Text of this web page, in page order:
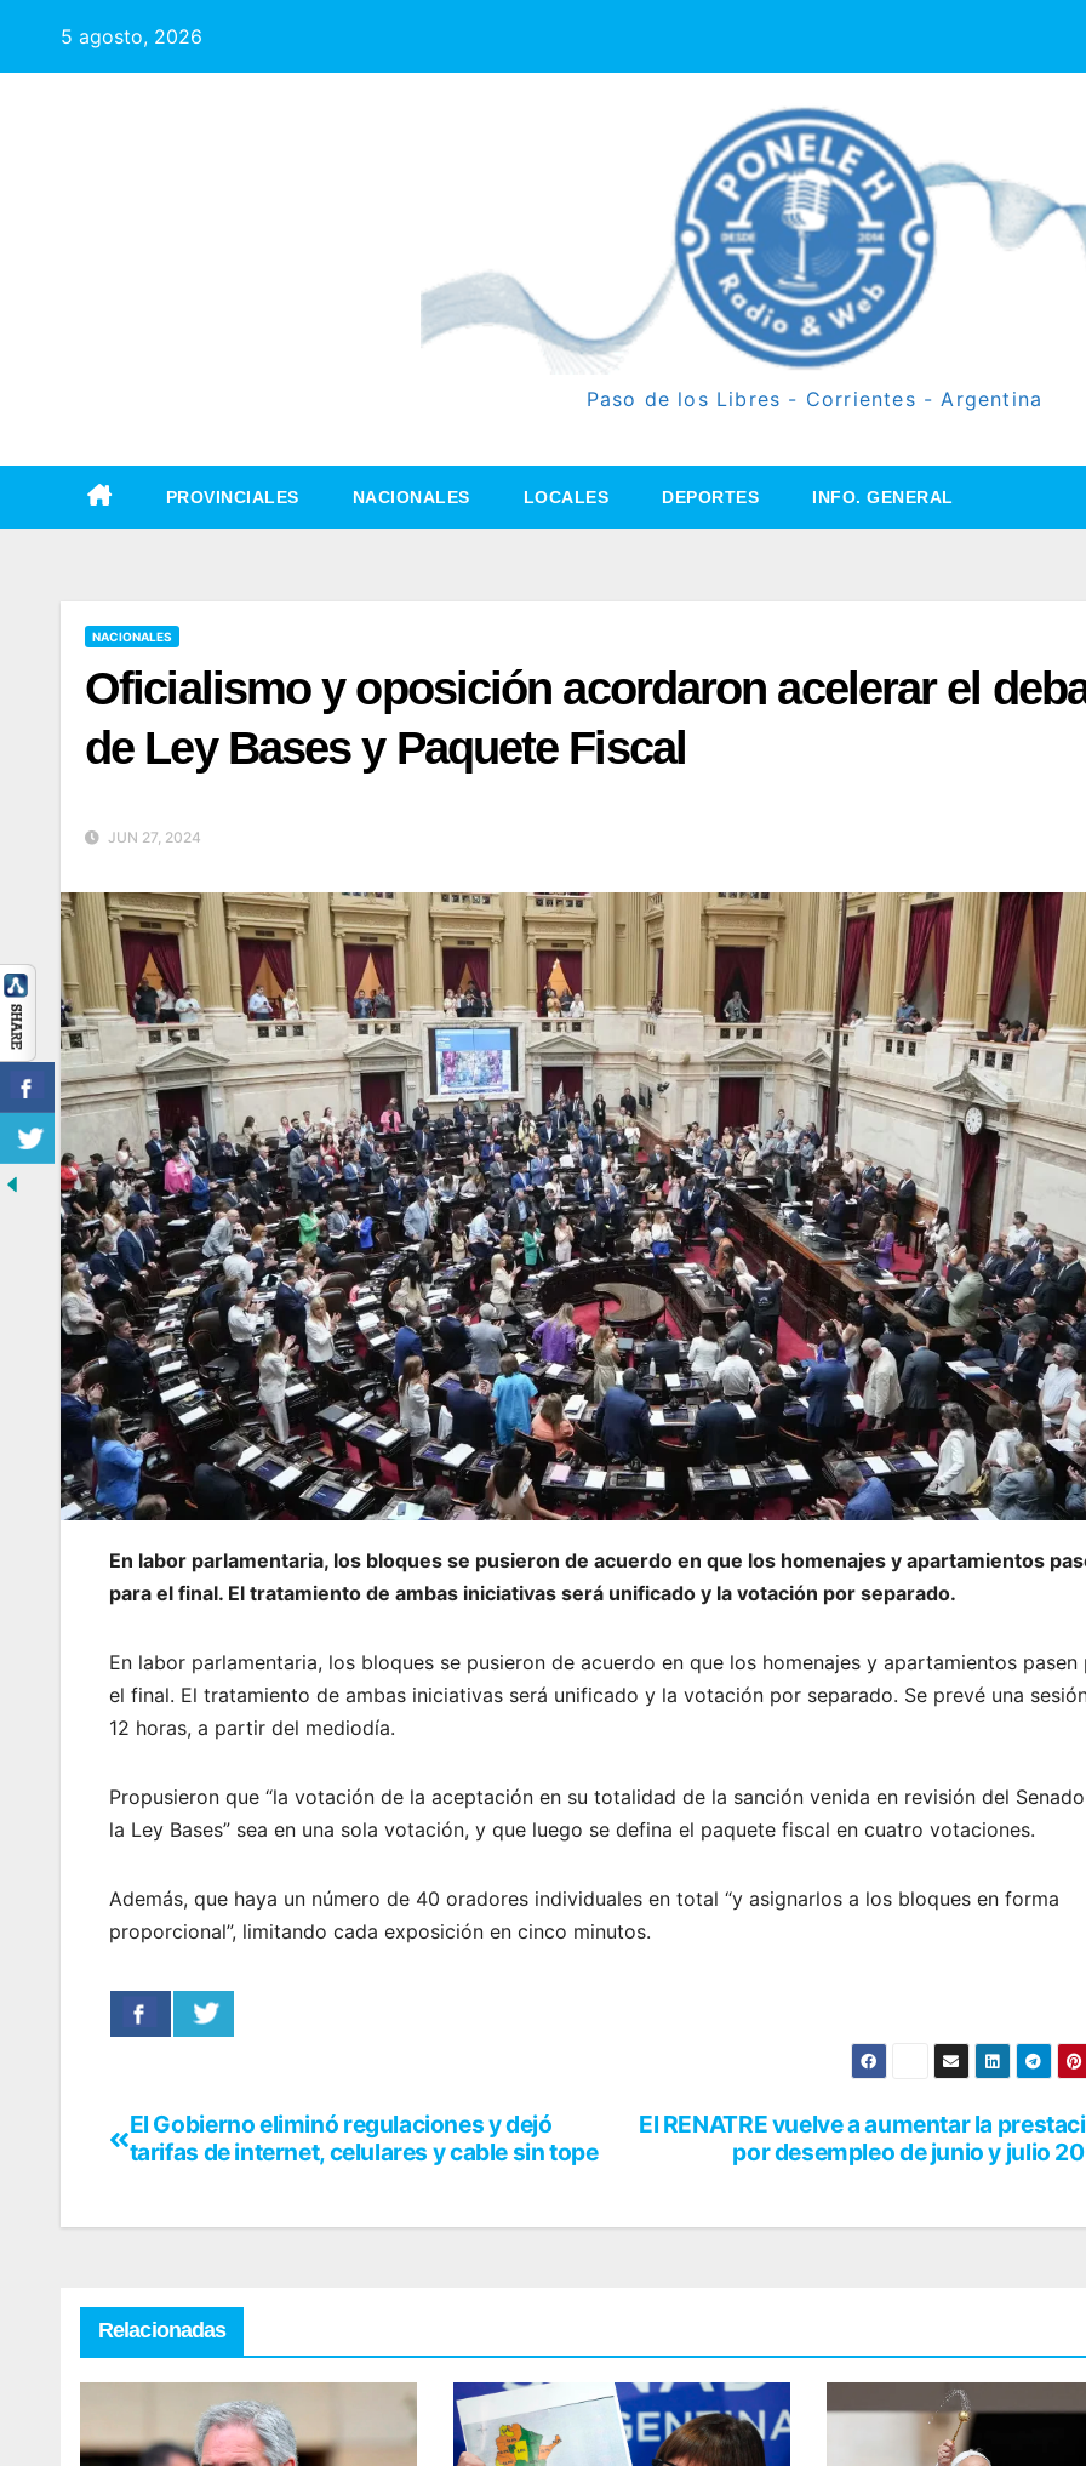
5 agosto, 2026
Paso de los Libres - Corrientes - Argentina
PROVINCIALES NACIONALES LOCALES DEPORTES INFO. GENERAL
NACIONALES
Oficialismo y oposición acordaron acelerar el
de Ley Bases y Paquete Fiscal
JUN 27, 2024
En labor parlamentaria, los bloques se pusieron de acuerdo en que los homenajes y apartamientos
para el final. El tratamiento de ambas iniciativas será unificado y la votación por separado.
En labor parlamentaria, los bloques se pusieron de acuerdo en que los homenajes y apartamientos pasen
el final. El tratamiento de ambas iniciativas será unificado y la votación por separado. Se prevé una
12 horas, a partir del mediodía.
Propusieron que “la votación de la aceptación en su totalidad de la sanción venida en revisión del
la Ley Bases” sea en una sola votación, y que luego se defina el paquete fiscal en cuatro votaciones.
Además, que haya un número de 40 oradores individuales en total “y asignarlos a los bloques en forma
proporcional”, limitando cada exposición en cinco minutos.
El RENATRE vuelve a aumentar la
por desempleo de junio y julio
El Gobierno eliminó regulaciones y dejó
tarifas de internet, celulares y cable sin tope
Relacionadas